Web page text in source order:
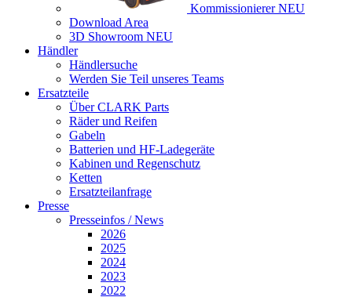
Kommissionierer NEU
Download Area
3D Showroom NEU
Händler
Händlersuche
Werden Sie Teil unseres Teams
Ersatzteile
Über CLARK Parts
Räder und Reifen
Gabeln
Batterien und HF-Ladegeräte
Kabinen und Regenschutz
Ketten
Ersatzteilanfrage
Presse
Presseinfos / News
2026
2025
2024
2023
2022